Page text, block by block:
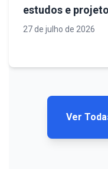
estudos e
sistemas de
27 de julho de 2026
Ver